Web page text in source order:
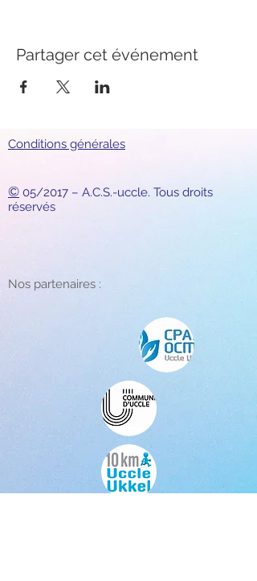
Partager cet événement
Conditions générales
© 05/2017 – A.C.S.-uccle. Tous droits
réservés
Nos partenaires :